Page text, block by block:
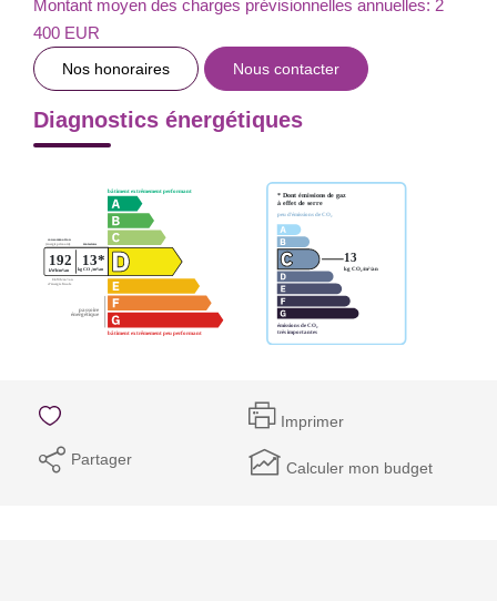
Montant moyen des charges prévisionnelles annuelles: 2
400 EUR
Nos honoraires Nous contacter
Diagnostics énergétiques
Imprimer
Partager Calculer mon budget